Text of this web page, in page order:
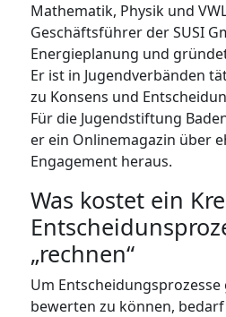
Mathematik, Physik und
Geschäftsführer der SUSI
Energieplanung und
Er ist in Jugendverbänden
zu Konsens und
Für die Jugendstiftung
er ein Onlinemagazin über
Engagement heraus.
Was kostet ein
„rechnen“
Um
bewerten zu können, bedarf